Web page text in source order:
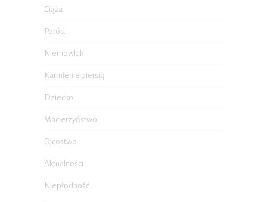
Ciąża
Poród
Niemowlak
Karmienie piersią
Dziecko
Macierzyństwo
Ojcostwo
Aktualności
Niepłodność